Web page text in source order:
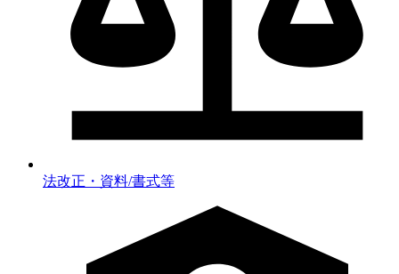
法改正・資料/書式等